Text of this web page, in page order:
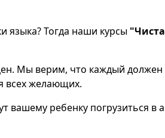
языка? Тогда наши курсы
Мы верим, что каждый должен
всех желающих.
ребенку погрузиться в